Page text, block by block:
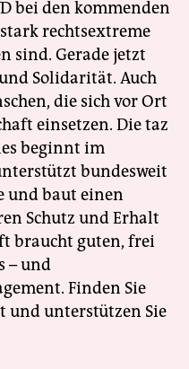
bei den kommenden
rechtsextreme
sind. Gerade jetzt
Solidarität. Auch
die sich vor Ort
einsetzen. Die taz
beginnt im
bundesweit
und baut einen
Schutz und Erhalt
braucht guten, frei
– und
Finden Sie
und unterstützen Sie